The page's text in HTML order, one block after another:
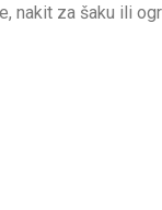
nakit za šaku ili